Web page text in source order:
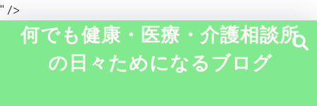
" />
何でも健康・医療・介護相談所
の日々ためになるブログ